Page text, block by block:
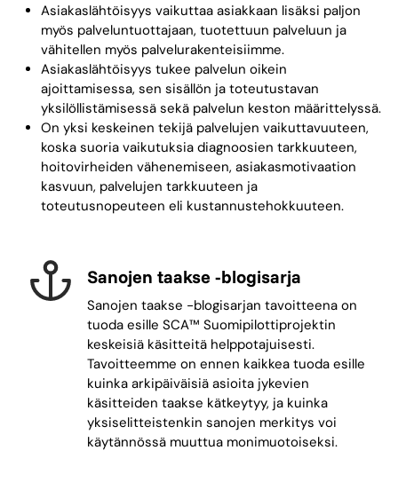
Asiakaslähtöisyys vaikuttaa asiakkaan lisäksi paljon
myös palveluntuottajaan, tuotettuun palveluun ja
vähitellen myös palvelurakenteisiimme.
Asiakaslähtöisyys tukee palvelun oikein
ajoittamisessa, sen sisällön ja toteutustavan
yksilöllistämisessä sekä palvelun keston määrittelyssä.
On yksi keskeinen tekijä palvelujen vaikuttavuuteen,
koska suoria vaikutuksia diagnoosien tarkkuuteen,
hoitovirheiden vähenemiseen, asiakasmotivaation
kasvuun, palvelujen tarkkuuteen ja
toteutusnopeuteen eli kustannustehokkuuteen.
Sanojen taakse -blogisarja
Sanojen taakse -blogisarjan tavoitteena on
tuoda esille SCA™ Suomipilottiprojektin
keskeisiä käsitteitä helppotajuisesti.
Tavoitteemme on ennen kaikkea tuoda esille
kuinka arkipäiväisiä asioita jykevien
käsitteiden taakse kätkeytyy, ja kuinka
yksiselitteistenkin sanojen merkitys voi
käytännössä muuttua monimuotoiseksi.